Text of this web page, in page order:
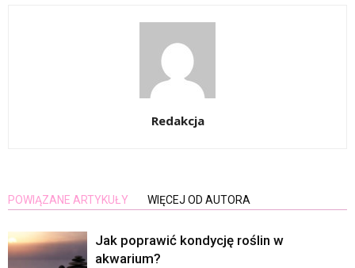
Redakcja
POWIĄZANE ARTYKUŁY WIĘCEJ OD AUTORA
Jak poprawić kondycję roślin w
akwarium?